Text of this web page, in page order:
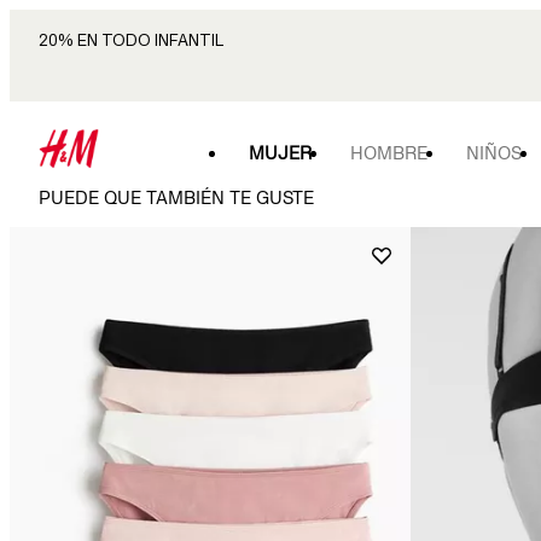
20% EN TODO INFANTIL
MUJER HOMBRE NIÑOS
PUEDE QUE TAMBIÉN TE GUSTE